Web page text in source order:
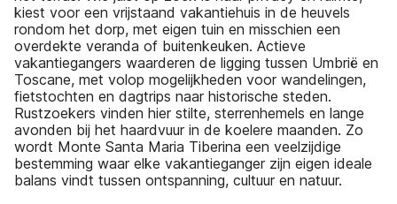
kiest voor een vrijstaand vakantiehuis in de heuvels
rondom het dorp, met eigen tuin en misschien een
overdekte veranda of buitenkeuken. Actieve
vakantiegangers waarderen de ligging tussen Umbrië en
Toscane, met volop mogelijkheden voor wandelingen,
fietstochten en dagtrips naar historische steden.
Rustzoekers vinden hier stilte, sterrenhemels en lange
avonden bij het haardvuur in de koelere maanden. Zo
wordt Monte Santa Maria Tiberina een veelzijdige
bestemming waar elke vakantieganger zijn eigen ideale
balans vindt tussen ontspanning, cultuur en natuur.